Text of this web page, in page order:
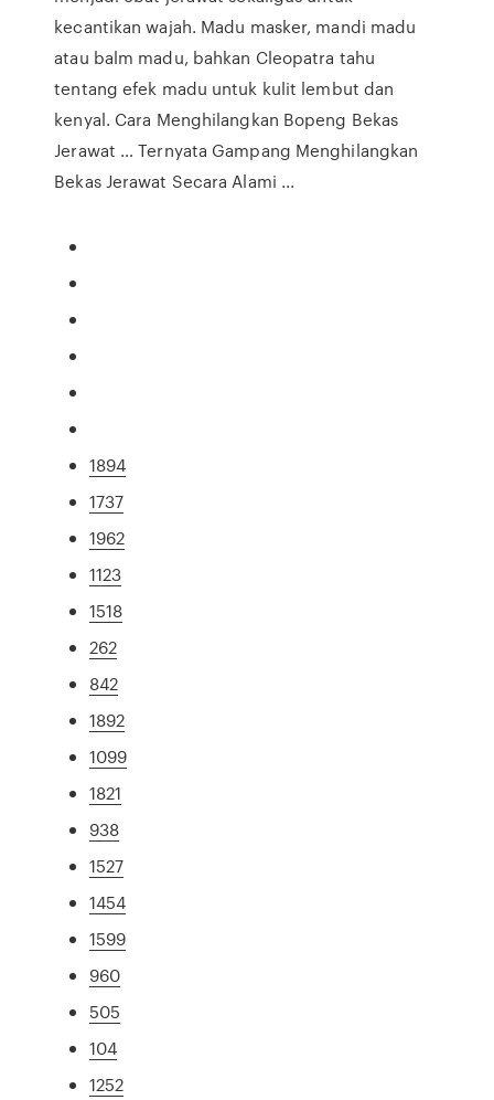
kecantikan wajah. Madu masker, mandi madu
atau balm madu, bahkan Cleopatra tahu
tentang efek madu untuk kulit lembut dan
kenyal. Cara Menghilangkan Bopeng Bekas
Jerawat … Ternyata Gampang Menghilangkan
Bekas Jerawat Secara Alami ...
1894
1737
1962
1123
1518
262
842
1892
1099
1821
938
1527
1454
1599
960
505
104
1252